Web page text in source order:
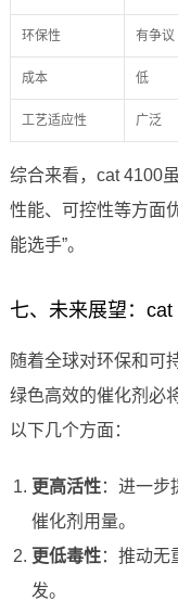
环保性 有争议
成本 低
工艺适应性 广泛
综合来看，cat 4100
性能、可控性等方面
能选手”。
七、未来展望：cat
随着全球对环保和可
绿色高效的催化剂必
以下几个方面：
更高活性：进一步
催化剂用量。
更低毒性：推动无
发。